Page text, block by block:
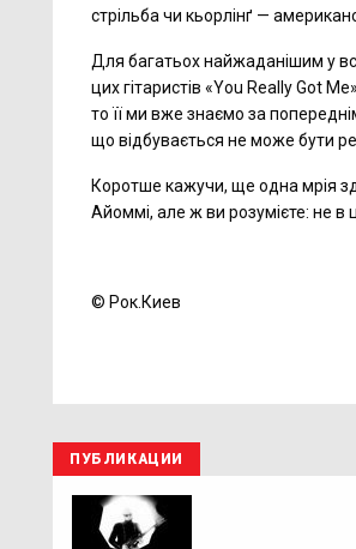
стрільба чи кьорлінґ —
Для багатьох найжаданішим у
цих гітаристів «You Really Got
то її ми вже знаємо за
що відбувається не може бути
Коротше кажучи, ще одна мрія
Айоммі, але ж ви розумієте: не в
© Рок.Киев
ПУБЛИКАЦИИ